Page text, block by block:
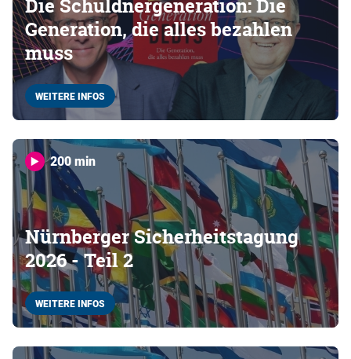
Die Schuldnergeneration: Die
Generation, die alles bezahlen
muss
WEITERE INFOS
200 min
Nürnberger Sicherheitstagung
2026 - Teil 2
WEITERE INFOS